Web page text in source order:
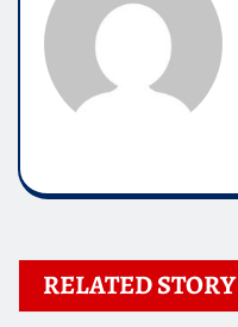
RELATED STORY